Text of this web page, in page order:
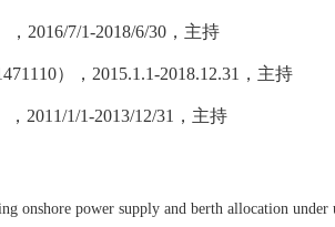
， 2016/7/1-2018/6/30 ，主持
）， 2015.1.1-2018.12.31 ，主持
， 2011/1/1-2013/12/31 ，主持
onshore power supply and berth allocation under